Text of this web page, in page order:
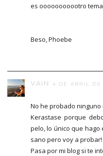
es ooooooooootro tema
Beso, Phoebe
VAIN 4 DE ABRIL DE
No he probado
Kerastase porque
pelo, lo único que
sano pero voy a probar!
Pasa por mi blog si te